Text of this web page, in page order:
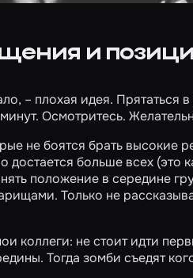
и
– плохая идея. Прятаться
Осмотритесь.
не боятся брать
больше всех (это
положение в середине
Только не
коллеги: не стоит идти
Тогда зомби съедят